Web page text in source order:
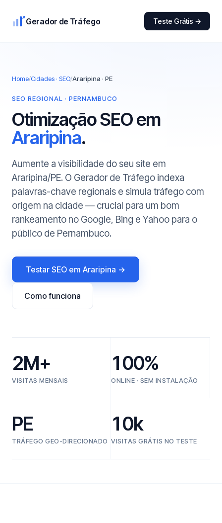
Gerador de Tráfego Teste Grátis →
Home/Cidades · SEO/Araripina · PE
SEO REGIONAL · PERNAMBUCO
Otimização SEO em
Araripina.
Aumente a visibilidade do seu site em
Araripina/PE. O Gerador de Tráfego indexa
palavras-chave regionais e simula tráfego com
origem na cidade — crucial para um bom
rankeamento no Google, Bing e Yahoo para o
público de Pernambuco.
Testar SEO em Araripina →
Como funciona
2M+
VISITAS MENSAIS
100%
ONLINE · SEM INSTALAÇÃO
PE
TRÁFEGO GEO-DIRECIONADO
10k
VISITAS GRÁTIS NO TESTE